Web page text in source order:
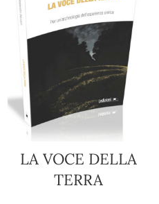
LA VOCE DELLA
TERRA